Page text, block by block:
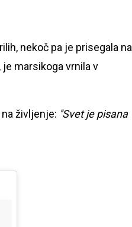
nekoč pa je prisegala na
marsikoga vrnila v
življenje: ''Svet je pisana